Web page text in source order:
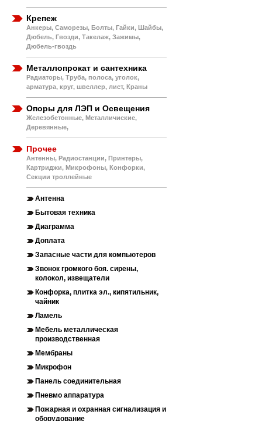
Крепеж
Анкеры, Саморезы, Болты, Гайки, Шайбы,
Дюбель, Гвозди, Такелаж, Зажимы,
Дюбель-гвоздь
Металлопрокат и сантехника
Радиаторы, Труба, полоса, уголок,
арматура, круг, швеллер, лист, Краны
Опоры для ЛЭП и Освещения
Железобетонные, Металличиские,
Деревянные,
Прочее
Антенны, Радиостанции, Принтеры,
Картриджи, Микрофоны, Конфорки,
Секции троллейные
Антенна
Бытовая техника
Диаграмма
Доплата
Запасные части для компьютеров
Звонок громкого боя. сирены,
колокол, извещатели
Конфорка, плитка эл., кипятильник,
чайник
Ламель
Мебель металлическая
производственная
Мембраны
Микрофон
Панель соединительная
Пневмо аппаратура
Пожарная и охранная сигнализация и
оборудование